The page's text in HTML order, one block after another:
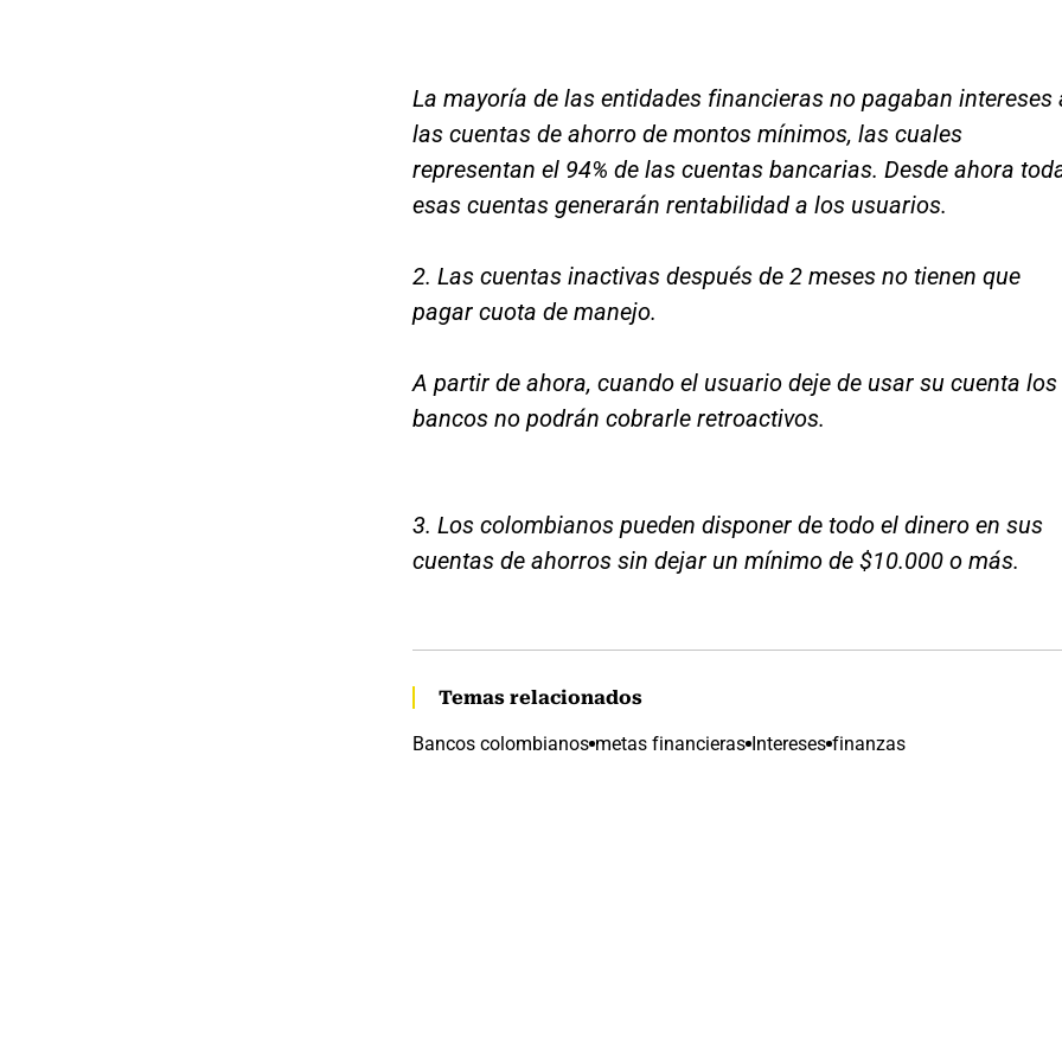
La mayoría de las entidades financieras no pagaban intereses
las cuentas de ahorro de montos mínimos, las cuales
representan el 94% de las cuentas bancarias. Desde ahora
esas cuentas generarán rentabilidad a los usuarios.
2. Las cuentas inactivas después de 2 meses no tienen que
pagar cuota de manejo.
A partir de ahora, cuando el usuario deje de usar su cuenta los
bancos no podrán cobrarle retroactivos.
3. Los colombianos pueden disponer de todo el dinero en sus
cuentas de ahorros sin dejar un mínimo de $10.000 o más.
Temas relacionados
Bancos colombianos metas financieras Intereses finanzas